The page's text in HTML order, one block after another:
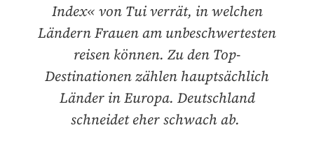
Index« von Tui verrät, in welchen
Ländern Frauen am unbeschwertesten
reisen können. Zu den Top-
Destinationen zählen hauptsächlich
Länder in Europa. Deutschland
schneidet eher schwach ab.